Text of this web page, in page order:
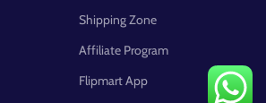
Shipping Zone
Affiliate Program
Flipmart App